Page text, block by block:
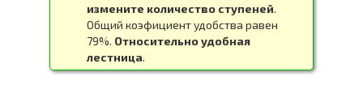
измените количество ступеней.
Общий коэфициент удобства равен
79%. Относительно удобная
лестница.